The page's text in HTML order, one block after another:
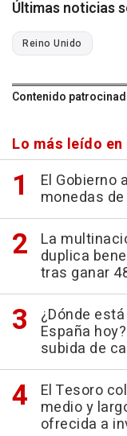
Últimas noticias
Reino Unido
Contenido
Lo más leído
El Gobierno
monedas
La
duplica
tras ganar
¿Dónde
España
subida de
El Tesoro
medio y
ofrecida a